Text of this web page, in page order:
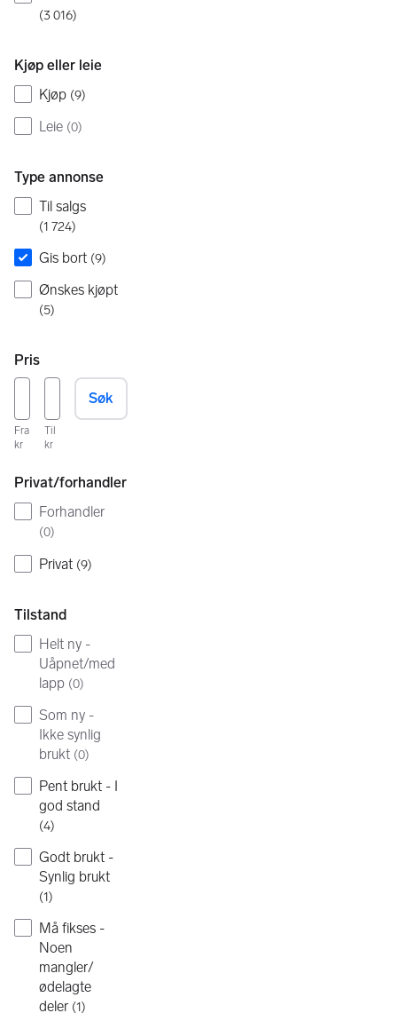
(3 016)
Kjøp eller leie
Kjøp (9)
Leie (0)
Type annonse
Til salgs
(1 724)
Gis bort (9)
Ønskes kjøpt
(5)
Pris
Fra
kr
Til
kr
Søk
Privat/forhandler
Forhandler
(0)
Privat (9)
Tilstand
Helt ny -
Uåpnet/med
lapp (0)
Som ny -
Ikke synlig
brukt (0)
Pent brukt - I
god stand
(4)
Godt brukt -
Synlig brukt
(1)
Må fikses -
Noen
mangler/
ødelagte
deler (1)